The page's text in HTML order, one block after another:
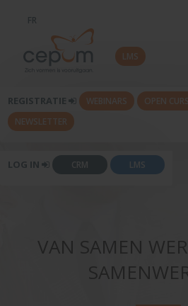
FR
REGISTRATIE WEBINARS
OPEN
NEWSLETTER
LOG IN CRM LMS
LMS
VAN SAMEN